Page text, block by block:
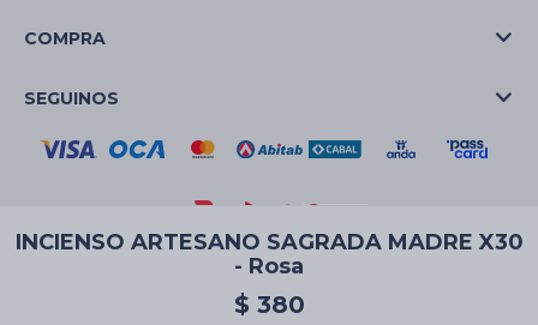
INCIENSO ARTESANO SAGRADA MADRE X30
- Rosa
$ 380
COMPRA
SEGUINOS
© Copyright 2026 / La Casa de las Velas